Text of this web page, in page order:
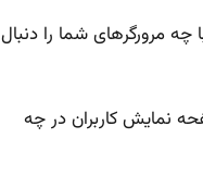
چه مرورگرهای شما را دنبال
نمایش کاربران در چه